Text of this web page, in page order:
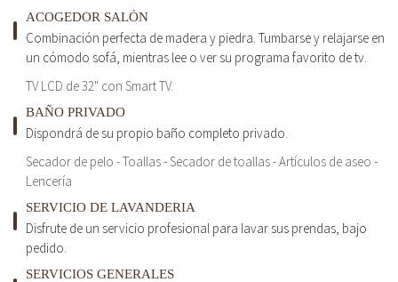
ACOGEDOR SALÓN
Combinación perfecta de madera y piedra. Tumbarse y relajarse en
un cómodo sofá, mientras lee o ver su programa favorito de tv.
TV LCD de 32" con Smart TV.
BAÑO PRIVADO
Dispondrá de su propio baño completo privado.
Secador de pelo - Toallas - Secador de toallas - Artículos de aseo -
Lencería
SERVICIO DE LAVANDERIA
Disfrute de un servicio profesional para lavar sus prendas, bajo
pedido.
SERVICIOS GENERALES